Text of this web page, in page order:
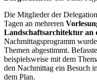
Die Mitglieder der
Tagen an mehreren
Landschaftsarchitektur
Nachmittagsprogramm
Themen abgestimmt.
beispielsweise mit dem
den Nachmittag ein Besuch
dem Plan.